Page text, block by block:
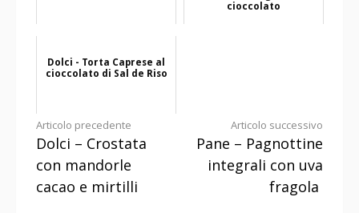
cioccolato
Dolci - Torta Caprese al
cioccolato di Sal de Riso
Continua
a
leggere
Articolo precedente
Dolci – Crostata
con mandorle
cacao e mirtilli
Articolo successivo
Pane – Pagnottine
integrali con uva
fragola